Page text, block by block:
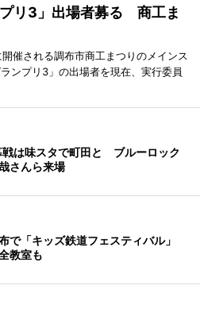
リ3」出場者募る 商工ま
催される調布市商工まつりのメインス
ンプリ3」の出場者を現在、実行委員
戦は味スタで町田と ブルーロック
さんら来場
で「キッズ鉄道フェスティバル」
教室も